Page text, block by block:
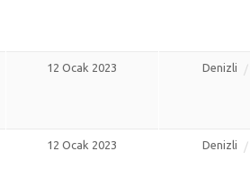
12 Ocak 2023 Denizli
12 Ocak 2023 Denizli